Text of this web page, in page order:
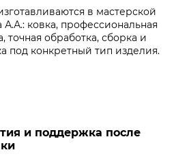
в мастерской
А.А.: ковка, профессиональная
точная обработка, сборка и
под конкретный тип изделия.
и поддержка после